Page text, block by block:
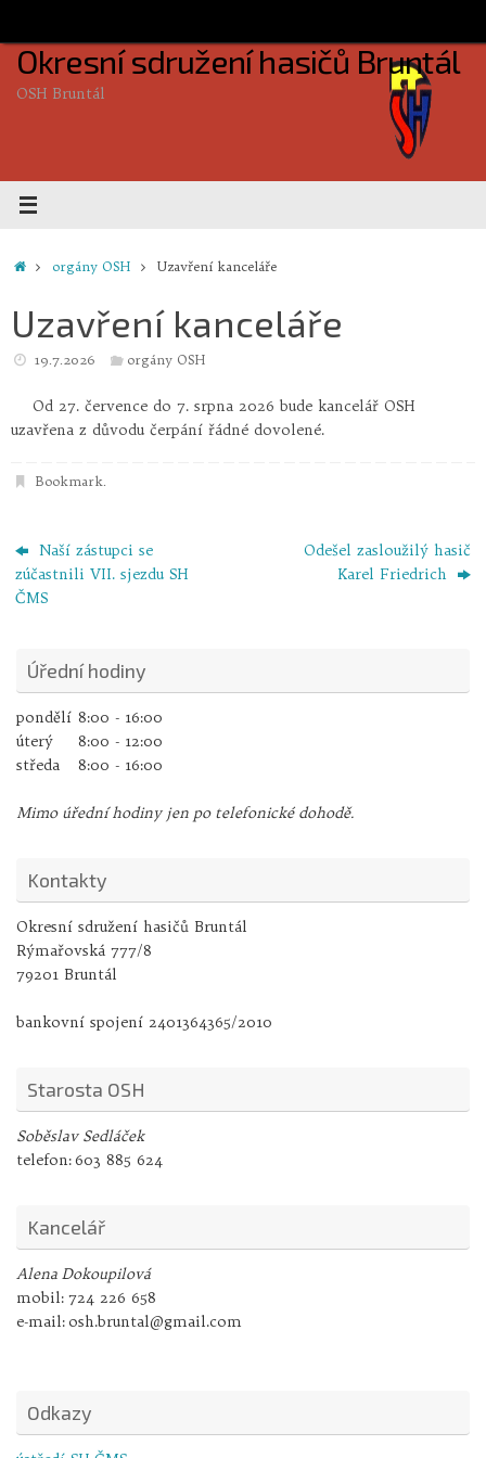
content
Okresní sdružení hasičů Bruntál
OSH Bruntál
Homeorgány OSH Uzavření kanceláře
Uzavření kanceláře
19.7.2026 orgány OSH
Od 27. července do 7. srpna 2026 bude kancelář OSH
uzavřena z důvodu čerpání řádné dovolené.
Bookmark
Naší zástupci se
zúčastnili VII. sjezdu SH
ČMS
Odešel zasloužilý hasič
Karel Friedrich
Úřední hodiny
pondělí 8:00 - 16:00
úterý
8:00 - 12:00
středa
8:00 - 16:00
Mimo úřední hodiny jen po telefonické dohodě.
Kontakty
Okresní sdružení hasičů Bruntál
Rýmařovská 777/8
79201 Bruntál
bankovní spojení 2401364365/2010
Starosta OSH
Soběslav Sedláček
telefon:603 885 624
Kancelář
Alena Dokoupilová
mobil: 724 226 658
e-mail:osh.bruntal@gmail.com
Odkazy